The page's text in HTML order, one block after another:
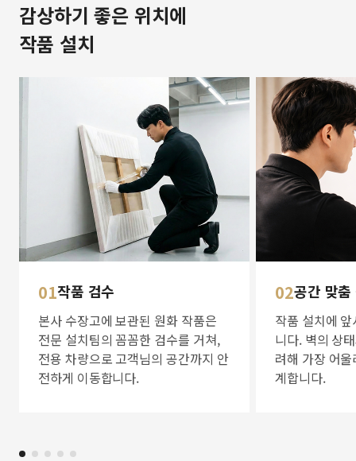
감상하기 좋은 위치에
작품 설치
01작품 검수
본사 수장고에 보관된 원화 작품은
전문 설치팀의 꼼꼼한 검수를 거쳐,
전용 차량으로 고객님의 공간까지 안
전하게 이동합니다.
02공간 맞
작품 설치에
니다. 벽의 상
려해 가장 어
계합니다.